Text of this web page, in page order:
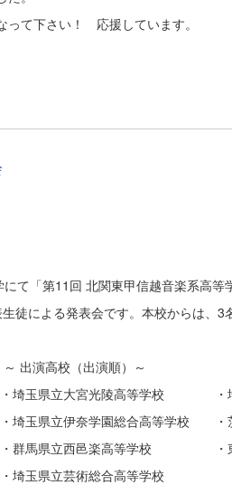
なって下さい！ 応援しています。
て「第11回 北関東甲信越音楽系高等
徒による発表会です。本校からは、3
演高校（出演順）～
県立大宮光陵高等学校 ・埼
県立伊奈学園総合高等学校 ・茨
県立西邑楽高等学校 ・東邦
県立芸術総合高等学校